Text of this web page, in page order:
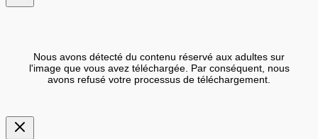
Nous avons détecté du contenu réservé aux adultes sur
l'image que vous avez téléchargée. Par conséquent, nous
avons refusé votre processus de téléchargement.